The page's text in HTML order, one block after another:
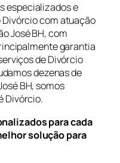
especializados e
com atuação
José BH, com
garantia
de Divórcio
dezenas de
BH, somos
Divórcio.
para cada
solução para